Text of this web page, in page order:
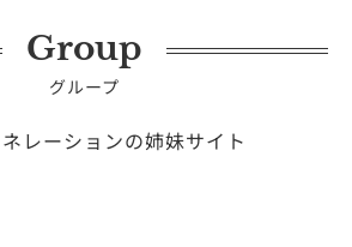
Group
グループ
レーションの姉妹サイト